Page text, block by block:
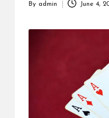
By admin June 4,